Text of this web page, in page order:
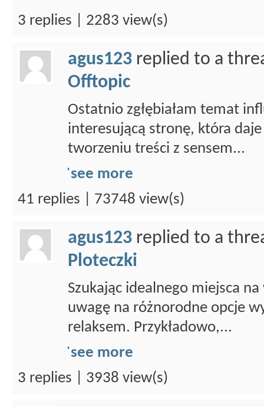
3 replies | 2283 view(s)
agus123 replied to a
Offtopic
Ostatnio zgłębiałam temat
interesującą stronę, która
tworzeniu treści z sensem...
see more
41 replies | 73748 view(s)
agus123 replied to a
Ploteczki
Szukając idealnego miejsca
uwagę na różnorodne opcje
relaksem. Przykładowo,...
see more
3 replies | 3938 view(s)